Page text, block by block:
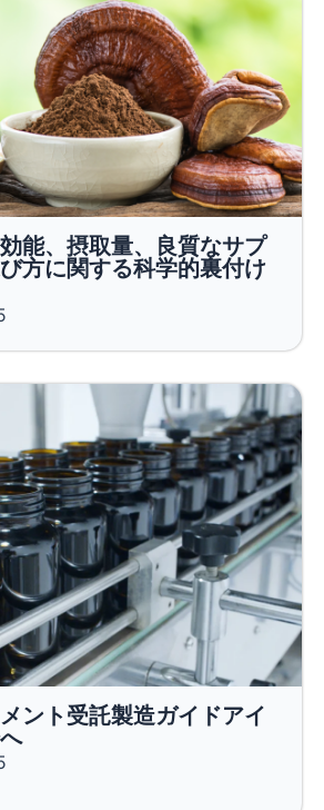
能、摂取量、良質なサプ
方に関する科学的裏付け
ント受託製造ガイドアイ